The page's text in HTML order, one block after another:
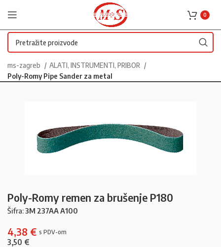
0
ms-zagreb
ALATI, INSTRUMENTI, PRIBOR
Poly-Romy Pipe Sander za metal
Poly-Romy remen za brušenje P180
Šifra:3M 237AA A100
4,38 €
3,50 €